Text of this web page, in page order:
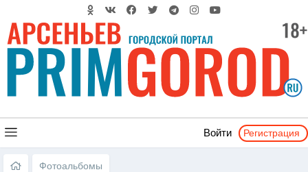
Войти Регистрация
Фотоальбомы